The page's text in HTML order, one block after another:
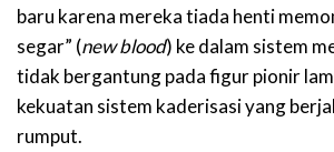
baru karena mereka tiada henti
segar” (new blood) ke dalam sistem
tidak bergantung pada figur pionir
kekuatan sistem kaderisasi yang
rumput.